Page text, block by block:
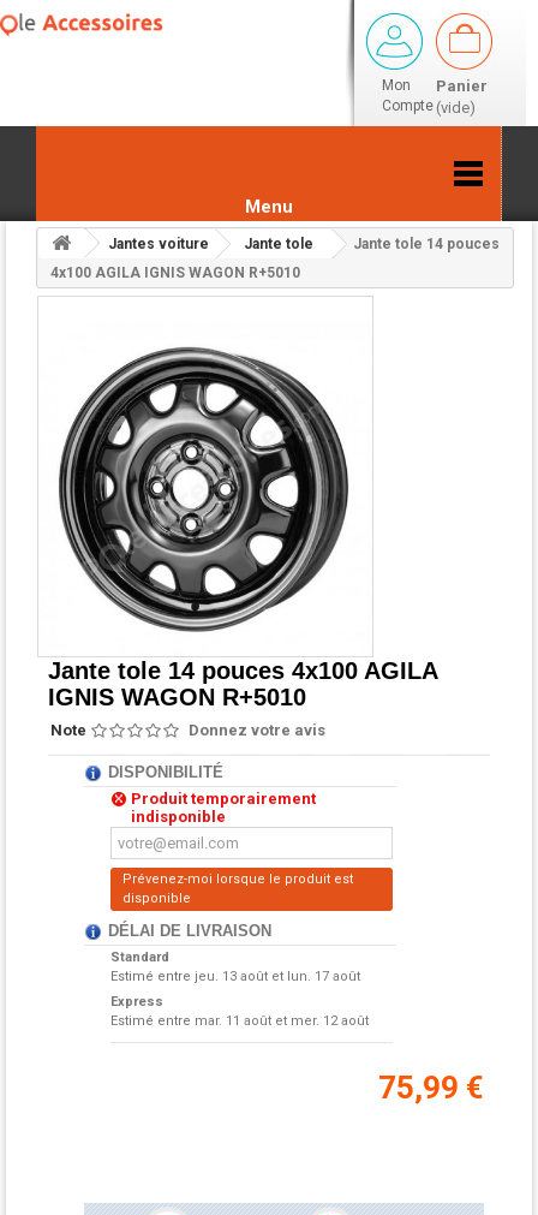
Mon
Compte
Panier
(vide)
Menu
Jantes voiture Jante tole
Jante tole 14 pouces
4x100 AGILA IGNIS WAGON R+5010
Jante tole 14 pouces 4x100 AGILA
IGNIS WAGON R+5010
Note Donnez votre avis
DISPONIBILITÉ
Produit temporairement
indisponible
Prévenez-moi lorsque le produit est
disponible
DÉLAI DE LIVRAISON
Standard
Estimé entre jeu. 13 août et lun. 17 août
Express
Estimé entre mar. 11 août et mer. 12 août
75,99 €